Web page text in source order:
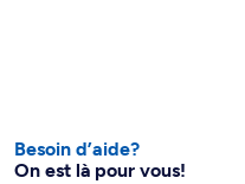
Besoin d’aide?
On est là pour vous!